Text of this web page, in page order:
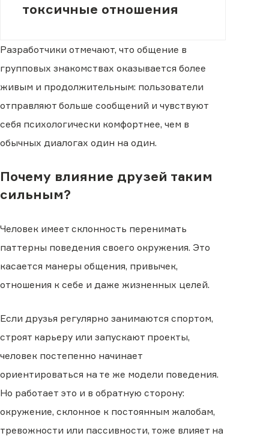
токсичные отношения
Разработчики отмечают, что общение в
групповых знакомствах оказывается более
живым и продолжительным: пользователи
отправляют больше сообщений и чувствуют
себя психологически комфортнее, чем в
обычных диалогах один на один.
Почему влияние друзей таким
сильным?
Человек имеет склонность перенимать
паттерны поведения своего окружения. Это
касается манеры общения, привычек,
отношения к себе и даже жизненных целей.
Если друзья регулярно занимаются спортом,
строят карьеру или запускают проекты,
человек постепенно начинает
ориентироваться на те же модели поведения.
Но работает это и в обратную сторону:
окружение, склонное к постоянным жалобам,
тревожности или пассивности, тоже влияет на